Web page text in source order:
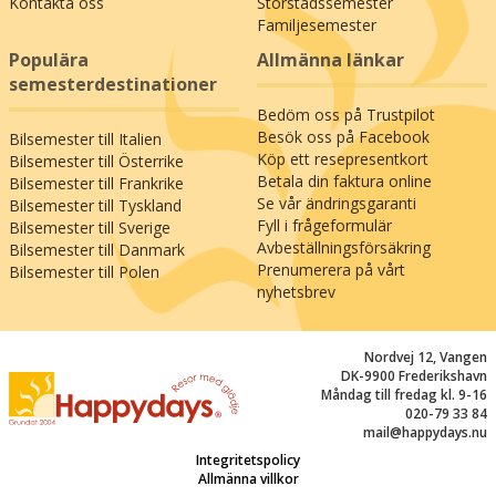
inte svårt att förstå att området har blivit ett
vandringsparadis, receptionen tipsar gärna om
de bästa vandringslederna i närheten av
gästgiveriet. Det finns också fina möjligheter för
golfspel inom bara några minuters bilfärd från
hotellet, en runda tennis eller en härlig simtur i
havet – bara 11 km från Margretetorps
Gästgifvaregård ligger Magnarp-stranden där
du kan breda ut din badhandduk under
sommaren eller ta en uppfriskande promenad
med havsluft i näsan året runt. Se fram emot en
upplevelserik bilsemester till Margretetorps
Gästgifvaregård i Skåne!
Familjesemester
Populära
semesterdestinationer
Bilsemester till Italien
Bilsemester till Österrike
Bilsemester till Frankrike
Bilsemester till Tyskland
Bilsemester till Sverige
Bilsemester till Danmark
Bilsemester till Polen
Allmänna länkar
Bedöm oss på Trustpilot
Besök oss på Facebook
Köp ett resepresentkort
Betala din faktura online
Se vår ändringsgaranti
Fyll i frågeformulär
Avbeställningsförsäkring
Prenumerera på vårt
nyhetsbrev
Nordvej 12, Vangen
DK-9900 Frederikshavn
Måndag till fredag kl. 9-16
020-79 33 84
mail@happydays.nu
Integritetspolicy
Allmänna villkor